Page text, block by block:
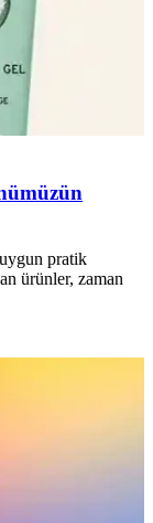
pratik
ürünler, zaman